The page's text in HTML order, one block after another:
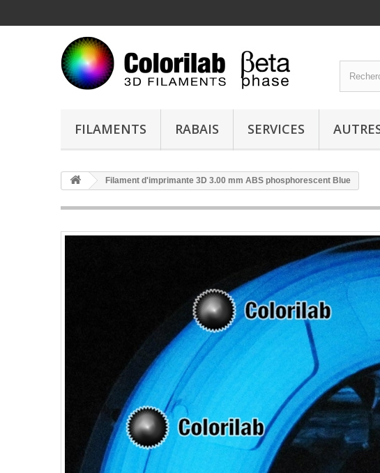
FILAMENTS RABAIS SERVICES
Filament d'imprimante 3D 3.00 mm ABS phosphorescent Blue